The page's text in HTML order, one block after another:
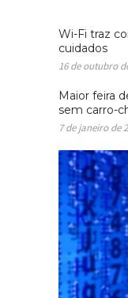
Wi-Fi traz
cuidados
16 de outubro
Maior feira
sem carro-
7 de janeiro de